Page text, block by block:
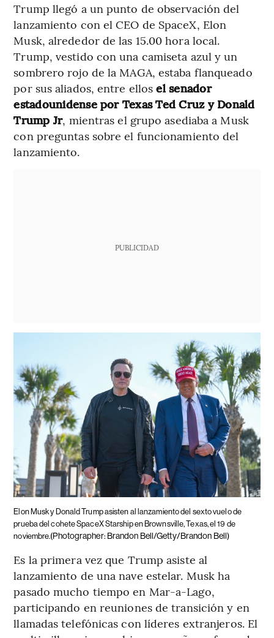
Trump llegó a un punto de observación del
lanzamiento con el CEO de SpaceX, Elon
Musk, alrededor de las 15.00 hora local.
Trump, vestido con una camiseta azul y un
sombrero rojo de la MAGA, estaba flanqueado
por sus aliados, entre ellos el senador
estadounidense por Texas Ted Cruz y Donald
Trump Jr, mientras el grupo asediaba a Musk
con preguntas sobre el funcionamiento del
lanzamiento.
PUBLICIDAD
Elon Musk y Donald Trump asisten al lanzamiento del sexto vuelo de
prueba del cohete SpaceX Starship en Brownsville, Texas, el 19 de
noviembre.(Photographer: Brandon Bell/Getty/Brandon Bell)
Es la primera vez que Trump asiste al
lanzamiento de una nave estelar. Musk ha
pasado mucho tiempo en Mar-a-Lago,
participando en reuniones de transición y en
llamadas telefónicas con líderes extranjeros. El